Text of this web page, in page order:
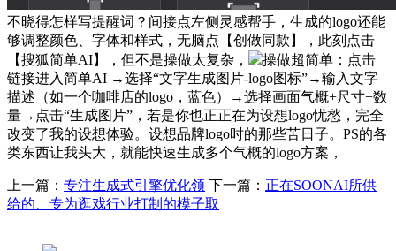
不晓得怎样写提醒词？间接点左侧灵感帮手，生成的logo还能
够调整颜色、字体和样式，无脑点【创做同款】，此刻点击
【搜狐简单AI】，但不是操做太复杂，
操做超简单：点击
链接进入简单AI →选择“文字生成图片-logo图标”→输入文字
描述（如一个咖啡店的logo，蓝色）→选择画面气概+尺寸+数
量→点击“生成图片”，若是你也正正在为设想logo忧愁，完全
改变了我的设想体验。设想品牌logo时的那些苦日子。PS的各
类东西让我头大，就能快速生成多个气概的logo方案，
上一篇： 专注生成式引擎优化领 下一篇： 正在SOONAI所供
给的、专为逛戏行业打制的模子取